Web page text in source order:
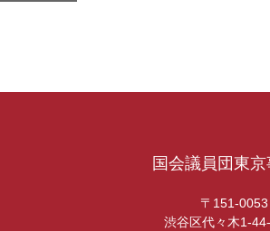
国会議員団東
〒151-0053
渋谷区代々木1-